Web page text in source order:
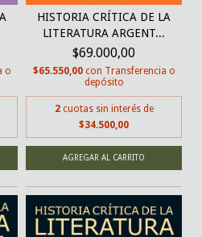
o
HISTORIA CRÍTICA DE LA
LITERATURA ARGENT...
$69.000,00
$65.550,00 con Transferencia o
depósito
2 cuotas sin interés de
$34.500,00